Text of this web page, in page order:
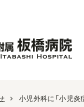
小児外科に「小児炎